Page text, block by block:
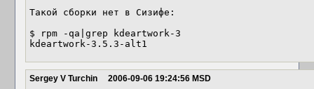
Такой сборки нет в Сизифе:
$ rpm -qa|grep kdeartwork-3
kdeartwork-3.5.3-alt1
Sergey V Turchin 2006-09-06 19:24:56 MSD